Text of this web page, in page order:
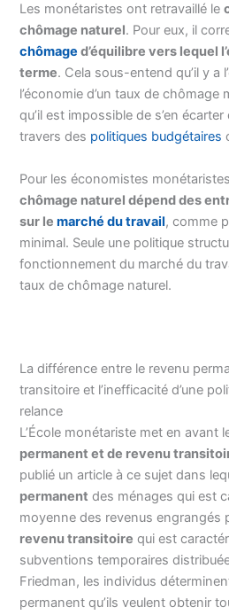
Les monétaristes ont retravaillé le
chômage naturel. Pour eux, il
chômage d’équilibre vers lequel
terme. Cela sous-entend qu’il y a
l’économie d’un taux de chômage
qu’il est impossible de s’en
travers des politiques budgétaires
Pour les économistes
chômage naturel dépend des
sur lemarché du travail, comme
minimal. Seule une politique
fonctionnement du marché du
taux de chômage naturel.
La différence entre le revenu
transitoire et l’inefficacité d’une
relance
L’École monétariste met en avant
permanent et de revenu
publié un article à ce sujet dans
permanent des ménages qui est
moyenne des revenus engrangés
revenu transitoire qui est
subventions temporaires
Friedman, les individus
permanent qu’ils veulent obtenir